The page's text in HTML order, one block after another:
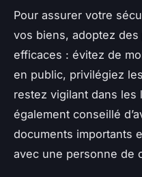
Pour assurer votre
vos biens, adoptez
efficaces : évitez de
en public, privilégiez
restez vigilant dans
également conseillé
documents importants
avec une personne de